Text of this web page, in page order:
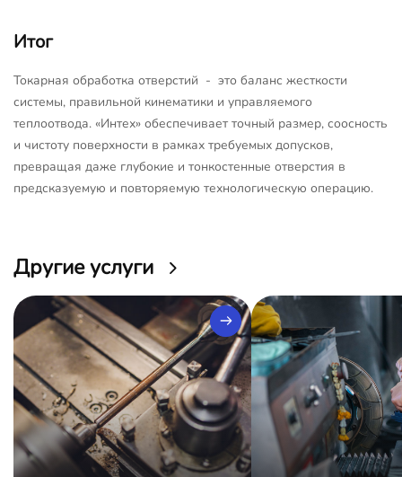
Итог
Токарная обработка отверстий - это баланс жесткости
системы, правильной кинематики и управляемого
теплоотвода. «Интех» обеспечивает точный размер, соосность
и чистоту поверхности в рамках требуемых допусков,
превращая даже глубокие и тонкостенные отверстия в
предсказуемую и повторяемую технологическую операцию.
Другие услуги